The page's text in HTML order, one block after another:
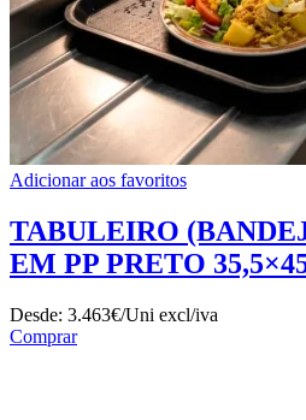
Adicionar aos favoritos
TABULEIRO
EM PP PRETO
Desde: 3.463€/Uni excl/iva
Comprar